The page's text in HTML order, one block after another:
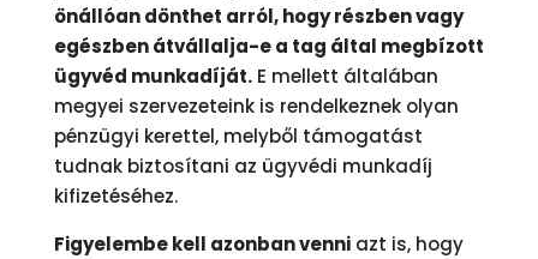
önállóan dönthet arról, hogy részben vagy
egészben átvállalja-e a tag által megbízott
ügyvéd munkadíját.E mellett általában
megyei szervezeteink is rendelkeznek olyan
pénzügyi kerettel, melyből támogatást
tudnak biztosítani az ügyvédi munkadíj
kifizetéséhez.
Figyelembe kell azonban venniazt is, hogy